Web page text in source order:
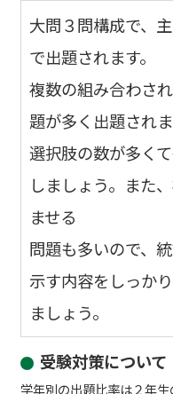
大問３問構成で、
で出題されます。
複数の組み合わさ
題が多く出題され
選択肢の数が多く
しましょう。また
ませる
問題も多いので、
示す内容をしっか
ましょう。
受験対策について
学年別の出題比率は２年